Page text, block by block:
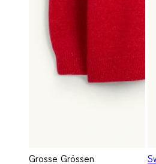
Grosse Grössen